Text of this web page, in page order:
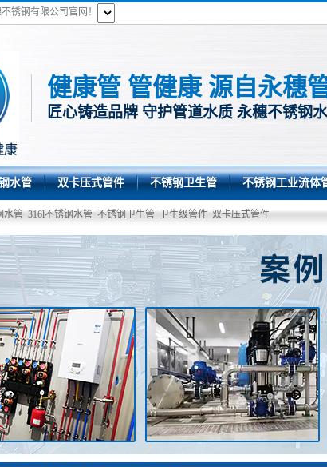
锈钢有限公司官网！
健康管 管健康 源自永穗
匠心铸造品牌 守护管道水质 永穗不锈钢
水管 双卡压式管件 不锈钢卫生管 不锈钢工业流体
水管 316l不锈钢水管 不锈钢卫生管 卫生级管件 双卡压式管件